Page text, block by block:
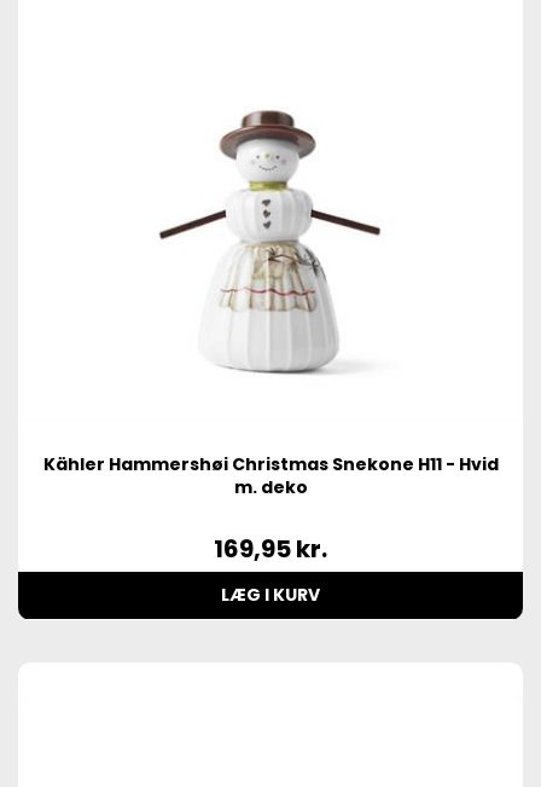
Kähler Hammershøi Christmas Snekone H11 - Hvid
m. deko
169,95kr.
LÆG I KURV